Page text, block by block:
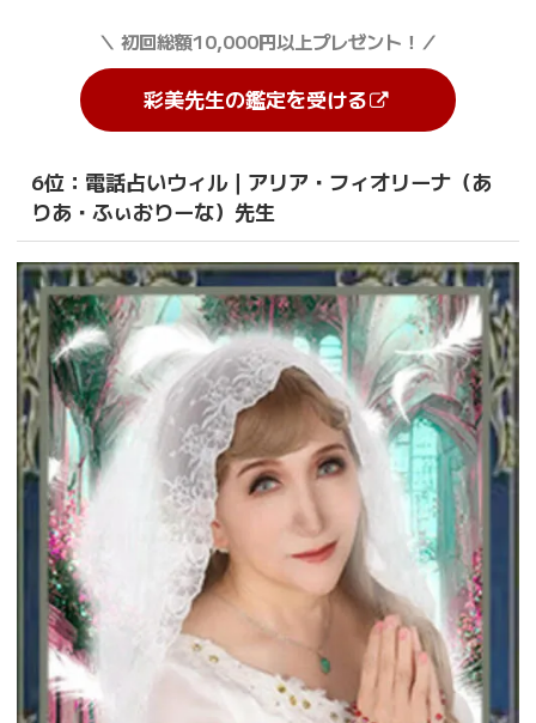
＼ 初回総額10,000円以上プレゼント！／
彩美先生の鑑定を受ける
6位：電話占いウィル｜アリア・フィオリーナ（あ
りあ・ふぃおりーな）先生